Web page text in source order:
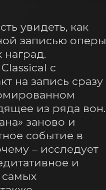
увидеть, как
записью оперы
с
на запись сразу
из ряда вон.
заново и
событие в
– исследует
и